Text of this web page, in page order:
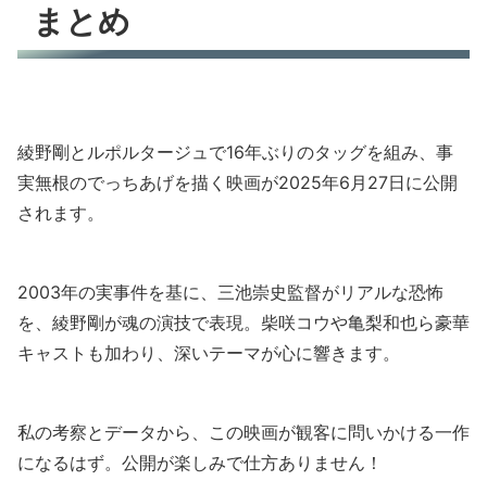
まとめ
綾野剛とルポルタージュで16年ぶりのタッグを組み、事
実無根のでっちあげを描く映画が2025年6月27日に公開
されます。
2003年の実事件を基に、三池崇史監督がリアルな恐怖
を、綾野剛が魂の演技で表現。柴咲コウや亀梨和也ら豪華
キャストも加わり、深いテーマが心に響きます。
私の考察とデータから、この映画が観客に問いかける一作
になるはず。公開が楽しみで仕方ありません！